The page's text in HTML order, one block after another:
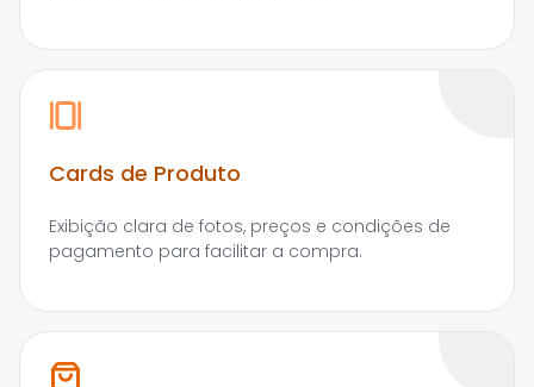
Cards de Produto
Exibição clara de fotos, preços e condições de
pagamento para facilitar a compra.